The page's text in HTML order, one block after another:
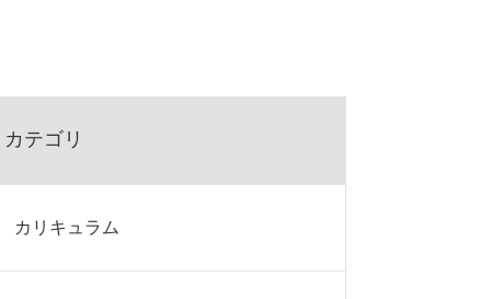
カテゴリ
カリキュラム